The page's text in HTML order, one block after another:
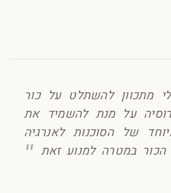
מתכוון להשתלט על כור
על מנת להשמיד את
של הסוכנות לאנרגיה
במטרה למנוע זאת